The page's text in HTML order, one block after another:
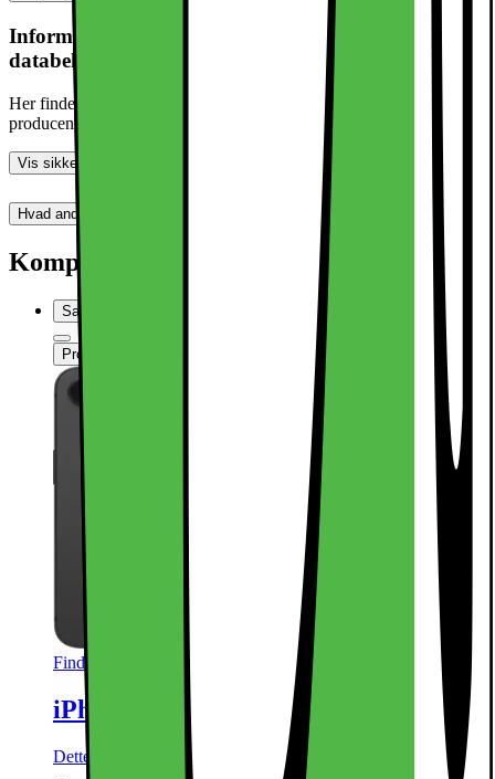
Information om produktsikkerhed og
databehandling
Her finder du information om generel produktsikkerhed og
producentinformation
Vis sikkerhedsoplysninger
Hvad andre synes (0) Dette produkt er endnu ikke blevet bedømt. 0
Kompatibel med
Sammenlign
Produktdatablad
Findes i flere varianter
iPhone 16e smartphone 128GB (Sort)
Dette produkt er blevet bedømt til 4.7 ud af 5 stjerner. 4.7 993